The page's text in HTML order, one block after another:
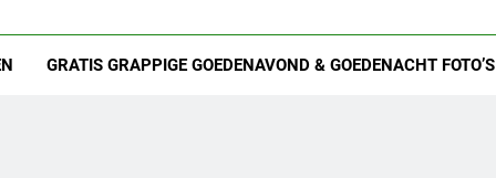
GRATIS GRAPPIGE GOEDENAVOND & GOEDENACHT FOTO’S